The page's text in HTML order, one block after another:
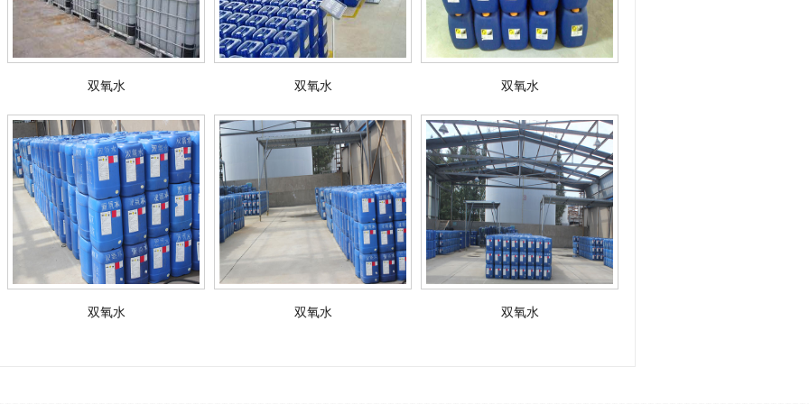
双氧水 双氧水 双氧水
双氧水 双氧水 双氧水